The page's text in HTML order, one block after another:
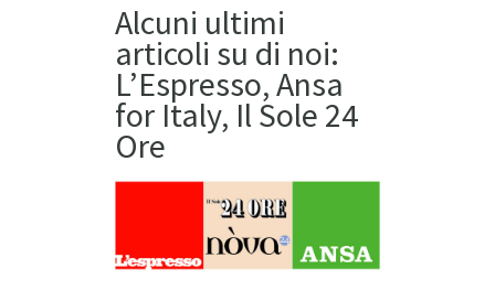
Alcuni ultimi
articoli su di noi:
L’Espresso, Ansa
for Italy, Il Sole 24
Ore